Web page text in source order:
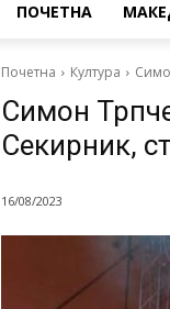
ПОЧЕТНА
Почетна Култура
Симон
Секирник,
16/08/2023